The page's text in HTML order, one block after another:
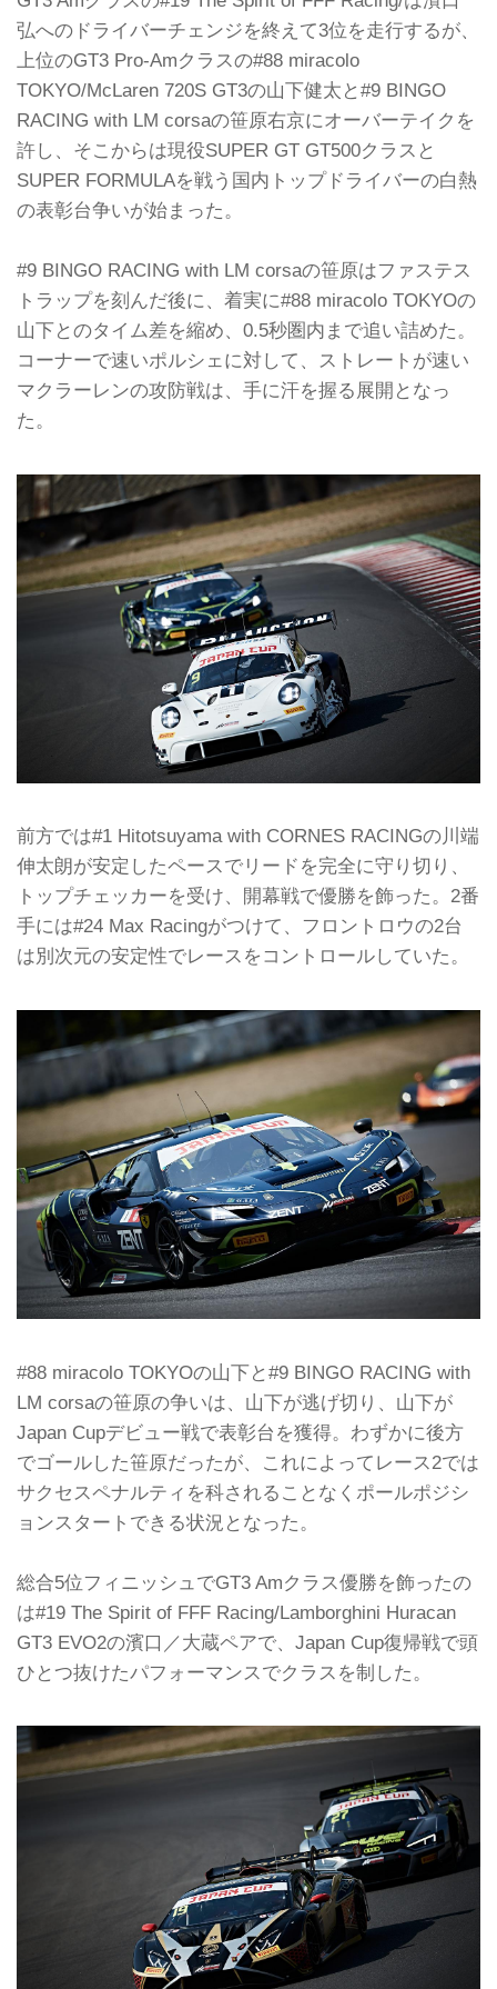
弘へのドライバーチェンジを終えて3位を走行するが、
上位のGT3 Pro-Amクラスの#88 miracolo
TOKYO/McLaren 720S GT3の山下健太と#9 BINGO
RACING with LM corsaの笹原右京にオーバーテイクを
許し、そこからは現役SUPER GT GT500クラスと
SUPER FORMULAを戦う国内トップドライバーの白熱
の表彰台争いが始まった。
#9 BINGO RACING with LM corsaの笹原はファステス
トラップを刻んだ後に、着実に#88 miracolo TOKYOの
山下とのタイム差を縮め、0.5秒圏内まで追い詰めた。
コーナーで速いポルシェに対して、ストレートが速い
マクラーレンの攻防戦は、手に汗を握る展開となっ
た。
前方では#1 Hitotsuyama with CORNES RACINGの川端
伸太朗が安定したペースでリードを完全に守り切り、
トップチェッカーを受け、開幕戦で優勝を飾った。2番
手には#24 Max Racingがつけて、フロントロウの2台
は別次元の安定性でレースをコントロールしていた。
#88 miracolo TOKYOの山下と#9 BINGO RACING with
LM corsaの笹原の争いは、山下が逃げ切り、山下が
Japan Cupデビュー戦で表彰台を獲得。わずかに後方
でゴールした笹原だったが、これによってレース2では
サクセスペナルティを科されることなくポールポジシ
ョンスタートできる状況となった。
総合5位フィニッシュでGT3 Amクラス優勝を飾ったの
は#19 The Spirit of FFF Racing/Lamborghini Huracan
GT3 EVO2の濱口／大蔵ペアで、Japan Cup復帰戦で頭
ひとつ抜けたパフォーマンスでクラスを制した。